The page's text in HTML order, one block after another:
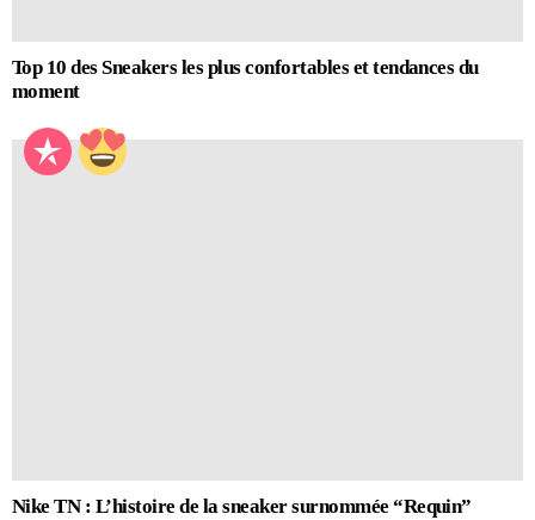
Top 10 des Sneakers les plus confortables et tendances du
moment
Nike TN : L’histoire de la sneaker surnommée “Requin”